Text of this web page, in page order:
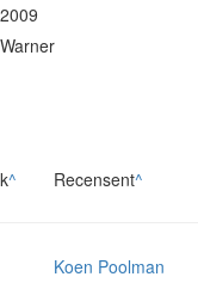
2009
Warner
^ Recensent^
Koen Poolman